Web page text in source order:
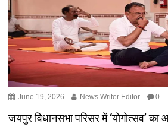
June 19, 2026 News Writer Editor 0
जयपुर विधानसभा परिसर में ‘योगोत्सव’